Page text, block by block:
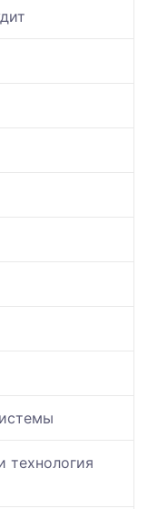
технология